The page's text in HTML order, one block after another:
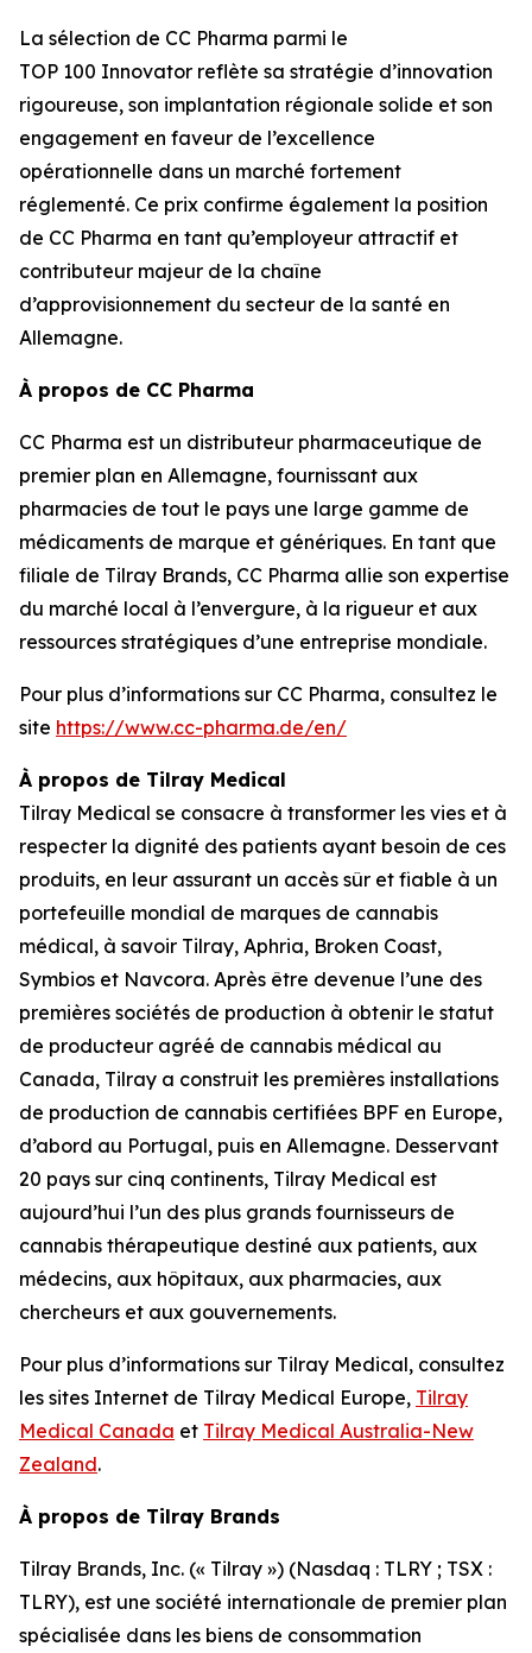
La sélection de CC Pharma parmi le
TOP 100 Innovator reflète sa stratégie d’innovation
rigoureuse, son implantation régionale solide et son
engagement en faveur de l’excellence
opérationnelle dans un marché fortement
réglementé. Ce prix confirme également la position
de CC Pharma en tant qu’employeur attractif et
contributeur majeur de la chaîne
d’approvisionnement du secteur de la santé en
Allemagne.
À propos de CC Pharma
CC Pharma est un distributeur pharmaceutique de
premier plan en Allemagne, fournissant aux
pharmacies de tout le pays une large gamme de
médicaments de marque et génériques. En tant que
filiale de Tilray Brands, CC Pharma allie son expertise
du marché local à l’envergure, à la rigueur et aux
ressources stratégiques d’une entreprise mondiale.
Pour plus d’informations sur CC Pharma, consultez le
site https://www.cc-pharma.de/en/
À propos de Tilray Medical
Tilray Medical se consacre à transformer les vies et à
respecter la dignité des patients ayant besoin de ces
produits, en leur assurant un accès sûr et fiable à un
portefeuille mondial de marques de cannabis
médical, à savoir Tilray, Aphria, Broken Coast,
Symbios et Navcora. Après être devenue l’une des
premières sociétés de production à obtenir le statut
de producteur agréé de cannabis médical au
Canada, Tilray a construit les premières installations
de production de cannabis certifiées BPF en Europe,
d’abord au Portugal, puis en Allemagne. Desservant
20 pays sur cinq continents, Tilray Medical est
aujourd’hui l’un des plus grands fournisseurs de
cannabis thérapeutique destiné aux patients, aux
médecins, aux hôpitaux, aux pharmacies, aux
chercheurs et aux gouvernements.
Pour plus d’informations sur Tilray Medical, consultez
les sites Internet de Tilray Medical Europe, Tilray
Medical Canada et Tilray Medical Australia-New
Zealand.
À propos de Tilray Brands
Tilray Brands, Inc. (« Tilray ») (Nasdaq : TLRY ; TSX :
TLRY), est une société internationale de premier plan
spécialisée dans les biens de consommation